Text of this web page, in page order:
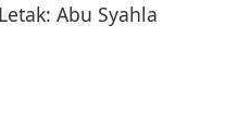
Abu Syahla